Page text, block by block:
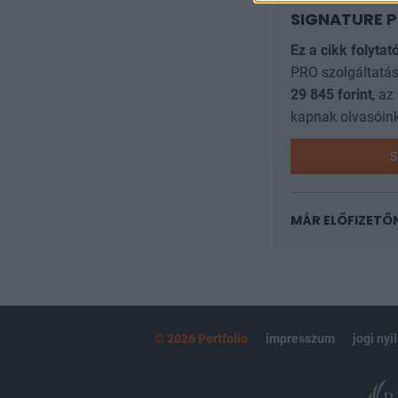
SIGNATURE
Ez a cikk
PRO
29 845 forint,
kapnak
MÁR
© 2026 Portfolio impresszum jogi